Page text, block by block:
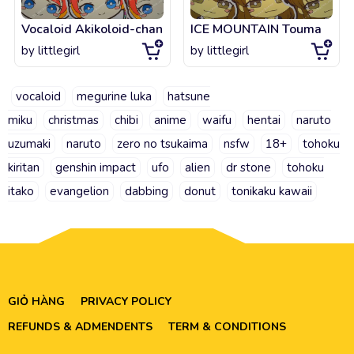
Vocaloid Akikoloid-chan
by littlegirl
ICE MOUNTAIN Touma
by littlegirl
vocaloid megurine luka
hatsune
miku
christmas chibi anime waifu hentai
naruto
uzumaki
naruto zero no tsukaima nsfw 18+
tohoku
kiritan
genshin impact ufo alien dr stone
tohoku
itako
evangelion dabbing donut tonikaku kawaii
GIỎ HÀNG
PRIVACY POLICY
REFUNDS & ADMENDENTS
TERM & CONDITIONS